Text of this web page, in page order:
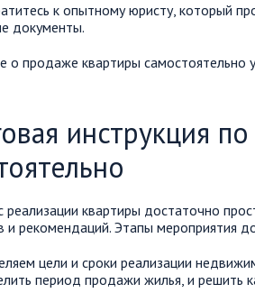
к опытному юристу, который
документы.
о продаже квартиры
инструкция
реализации квартиры достаточно
и рекомендаций. Этапы мероприятия
цели и сроки реализации
период продажи жилья, и решить